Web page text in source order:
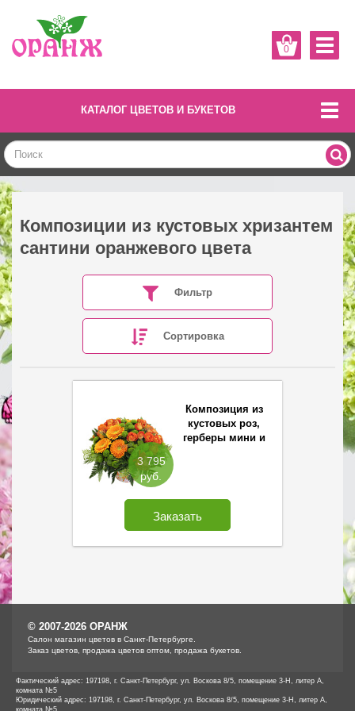
0
КАТАЛОГ ЦВЕТОВ И БУКЕТОВ
Композиции из кустовых хризантем
сантини оранжевого цвета
Фильтр
Сортировка
3 795
руб.
Композиция из
кустовых роз,
герберы мини и
Заказать
© 2007-2026 ОРАНЖ
Cалон магазин цветов в Санкт-Петербурге.
Заказ цветов, продажа цветов оптом, продажа букетов.
Фактический адрес: 197198, г. Санкт-Петербург, ул. Воскова 8/5, помещение 3-Н, литер А,
комната №5
Юридический адрес: 197198, г. Санкт-Петербург, ул. Воскова 8/5, помещение 3-Н, литер А,
комната №5